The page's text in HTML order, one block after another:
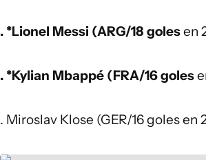
. *Lionel Messi (ARG/18 golesen
. *Kylian Mbappé (FRA/16 goles
. Miroslav Klose (GER/16 goles en